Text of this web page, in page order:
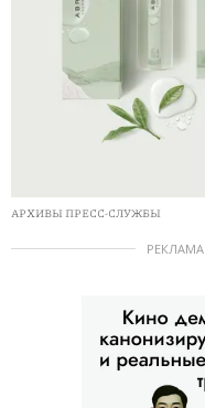
АРХИВЫ ПРЕСС-СЛУЖБЫ